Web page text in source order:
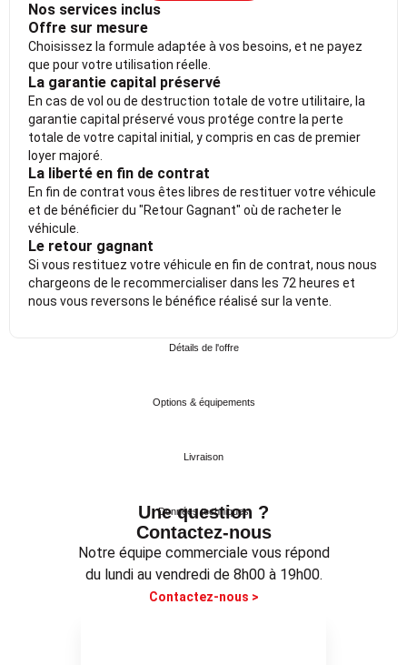
Nos services inclus
Offre sur mesure
Choisissez la formule adaptée à vos besoins, et ne payez
que pour votre utilisation réelle.
La garantie capital préservé
En cas de vol ou de destruction totale de votre utilitaire, la
garantie capital préservé vous protége contre la perte
totale de votre capital initial, y compris en cas de premier
loyer majoré.
La liberté en fin de contrat
En fin de contrat vous êtes libres de restituer votre véhicule
et de bénéficier du "Retour Gagnant" où de racheter le
véhicule.
Le retour gagnant
Si vous restituez votre véhicule en fin de contrat, nous nous
chargeons de le recommercialiser dans les 72 heures et
nous vous reversons le bénéfice réalisé sur la vente.
Détails de l'offre
Options & équipements
Livraison
Données techniques
Une question ?
Contactez-nous
Notre équipe commerciale vous répond
du lundi au vendredi de 8h00 à 19h00.
Contactez-nous >